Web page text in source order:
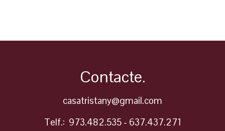
Contacte.
casatristany@gmail.com
Telf.: 973.482.535 - 637.437.271